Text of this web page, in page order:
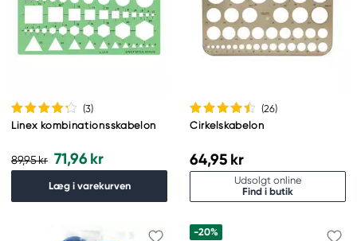
(3)
Linex kombinationsskabelon
89,95 kr 71,96 kr
Læg i varekurven
(26)
Cirkelskabelon
64,95 kr
Udsolgt online
Find i butik
-20%